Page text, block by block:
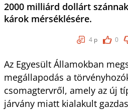
2000 milliárd dollárt
károk mérséklésére.
4 p 0
Az Egyesült Államokban
megállapodás a
csomagtervről, amely az új
járvány miatt kialakult